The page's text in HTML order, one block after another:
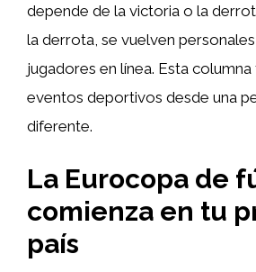
depende de la victoria o la
la derrota, se vuelven
jugadores en línea. Esta
eventos deportivos desde una
diferente.
La Eurocopa de
comienza en tu
país